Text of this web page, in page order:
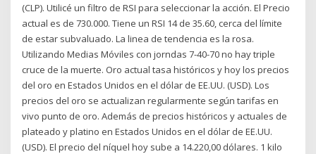
(CLP). Utilicé un filtro de RSI para seleccionar la acción. El Precio
actual es de 730.000. Tiene un RSI 14 de 35.60, cerca del límite
de estar subvaluado. La linea de tendencia es la rosa.
Utilizando Medias Móviles con jorndas 7-40-70 no hay triple
cruce de la muerte. Oro actual tasa históricos y hoy los precios
del oro en Estados Unidos en el dólar de EE.UU. (USD). Los
precios del oro se actualizan regularmente según tarifas en
vivo punto de oro. Además de precios históricos y actuales de
plateado y platino en Estados Unidos en el dólar de EE.UU.
(USD). El precio del níquel hoy sube a 14.220,00 dólares. 1 kilo